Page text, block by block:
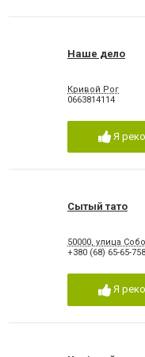
Наше дело
Кривой Рог
0663814114
Я
Сытый тато
50000, улица
+380 (68) 65-65-758
Я